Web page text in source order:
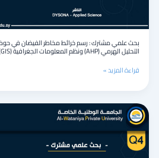
بحث علمي مشترك : رسم خرائط مخاطر الفيضان في
التحليل الهرمي (AHP) ونظم المعلومات الجغرافية (GIS) بناءً على الخصائص المورفومترية
الغمقة
باستخدام
خوارزمية
التحليل
الهرمي
(AHP)
الجغرافية
(GIS)
بناءً
على
الخصائص
قراءة المزيد »
دراسة
تأثير
تغيير
بارامترات
الخوارزمية